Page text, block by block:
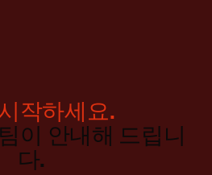
작하세요.
이 안내해 드립니
다.